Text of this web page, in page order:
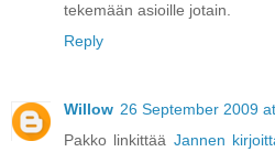
tekemään asioille jotain.
Reply
Willow 26 September 2009
Pakko linkittää Jannen